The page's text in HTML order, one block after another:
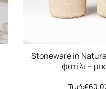
Stoneware in
φυτίλι –
Τιμή:€